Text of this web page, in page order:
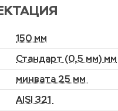
150 мм
Стандарт (0,5 мм) мм
минвата 25 мм
AISI 321